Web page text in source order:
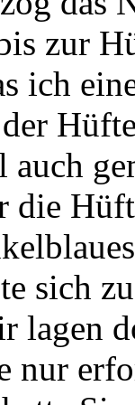
zur
ich
auch
die
sich
lagen
nur